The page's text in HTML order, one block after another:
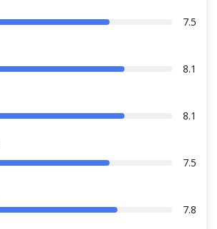
7.5
8.1
8.1
7.5
7.8